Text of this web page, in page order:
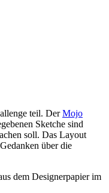
teil. DerMojo
Sketche sind
soll. Das Layout
über die
dem Designerpapier im